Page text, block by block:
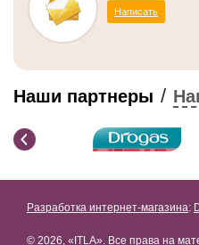
Наши партнеры /
Написать
Разработка интернет-магазина:
© 2026, «ITLA». Все права на